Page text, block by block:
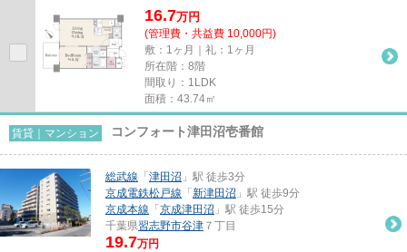
16.7万円
(管理費・共益費 10,000円)
敷：1ヶ月｜礼：1ヶ月
所在階：8階
間取り：1LDK
面積：43.74㎡
賃貸｜マンション コンフォート津田沼壱番館
総武線 「 津田沼 」駅 徒歩3分
京成電鉄松戸線 「 新津田沼 」駅 徒歩9分
京成本線 「 京成津田沼 」駅 徒歩15分
千葉県習志野市谷津 ７丁目
19.7万円